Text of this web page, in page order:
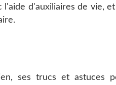
d'auxiliaires de vie,
ses trucs et astuces